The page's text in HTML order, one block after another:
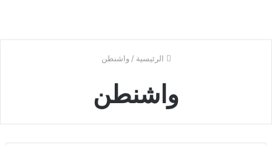
الرئيسية / واشنطن
واشنطن